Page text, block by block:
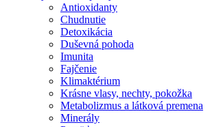
Antioxidanty
Chudnutie
Detoxikácia
Duševná pohoda
Imunita
Fajčenie
Klimaktérium
Krásne vlasy, nechty, pokožka
Metabolizmus a látková premena
Minerály